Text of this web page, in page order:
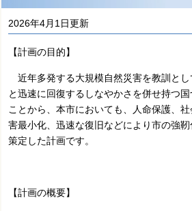
2026年4月1日更新
【計画の目的】
近年多発する大規模自然災害を教訓とし
と迅速に回復するしなやかさを併せ持つ
ことから、本市においても、人命保護、
害最小化、迅速な復旧などにより市の強
策定した計画です。
【計画の概要】